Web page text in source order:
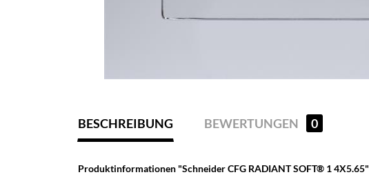
BESCHREIBUNG BEWERTUNGEN 0
Produktinformationen "Schneider CFG RADIANT SOFT® 1 4X5.65"